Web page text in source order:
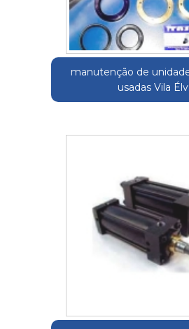
manutenção de
usadas Vila